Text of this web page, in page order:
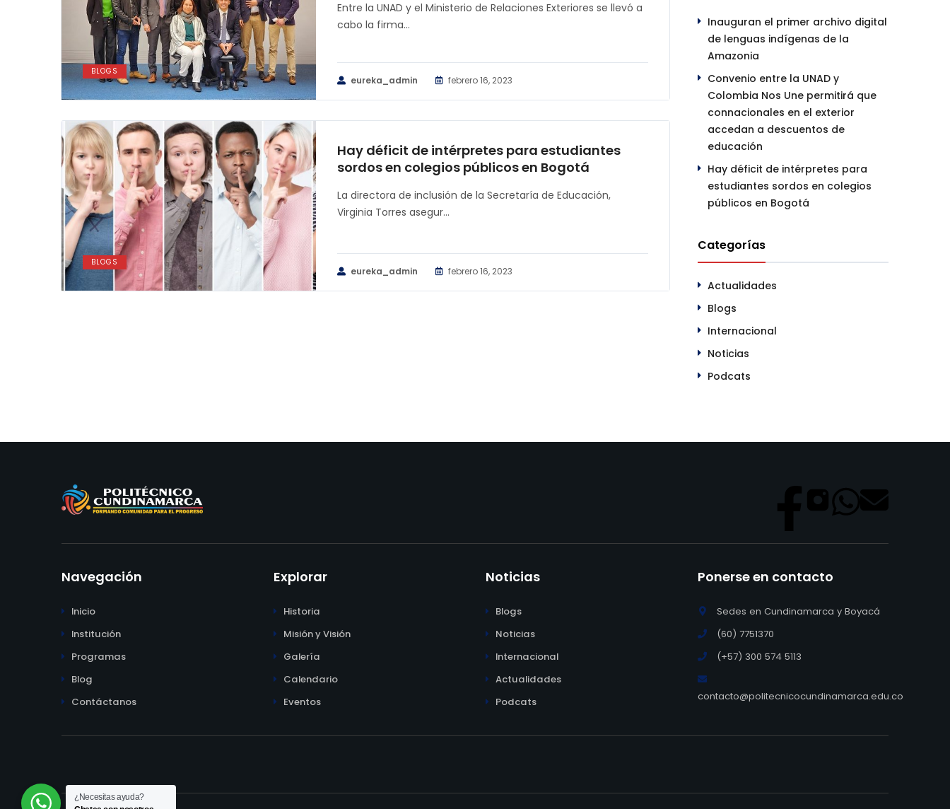
BLOGS
Entre la UNAD y el Ministerio de Relaciones Exteriores se llevó a
cabo la firma...
eureka_admin febrero 16, 2023
BLOGS
Hay déficit de intérpretes para estudiantes
sordos en colegios públicos en Bogotá
La directora de inclusión de la Secretaría de Educación,
Virginia Torres asegur...
eureka_admin febrero 16, 2023
Inauguran el primer archivo digital
de lenguas indígenas de la
Amazonia
Convenio entre la UNAD y
Colombia Nos Une permitirá que
connacionales en el exterior
accedan a descuentos de
educación
Hay déficit de intérpretes para
estudiantes sordos en colegios
públicos en Bogotá
Categorías
Actualidades
Blogs
Internacional
Noticias
Podcats
Navegación
Inicio
Institución
Programas
Blog
Contáctanos
Explorar
Historia
Misión y Visión
Galería
Calendario
Eventos
Noticias
Blogs
Noticias
Internacional
Actualidades
Podcats
Ponerse en contacto
Sedes en Cundinamarca y Boyacá
(60) 7751370
(+57) 300 574 5113
contacto@politecnicocundinamarca.edu.co
¿Necesitas ayuda?